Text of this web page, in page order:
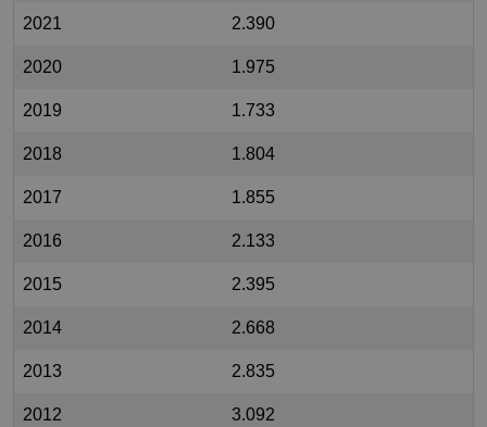
2021 2.390
2020 1.975
2019 1.733
2018 1.804
2017 1.855
2016 2.133
2015 2.395
2014 2.668
2013 2.835
2012 3.092